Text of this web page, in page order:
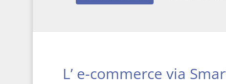
L’ e-commerce via